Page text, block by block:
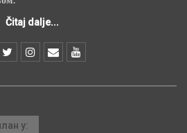
Čitaj dalje...
у: